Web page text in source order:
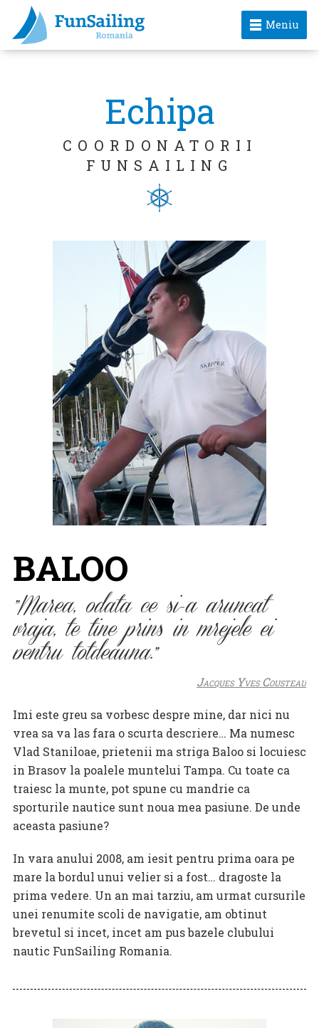
Meniu
Echipa
COORDONATORII
FUNSAILING
BALOO
Marea, odata ce si-a aruncat
vraja, te tine prins in mrejele ei
pentru totdeauna.
Jacques Yves Cousteau
Imi este greu sa vorbesc despre mine, dar nici nu
vrea sa va las fara o scurta descriere… Ma numesc
Vlad Staniloae, prietenii ma striga Baloo si locuiesc
in Brasov la poalele muntelui Tampa. Cu toate ca
traiesc la munte, pot spune cu mandrie ca
sporturile nautice sunt noua mea pasiune. De unde
aceasta pasiune?
In vara anului 2008, am iesit pentru prima oara pe
mare la bordul unui velier si a fost… dragoste la
prima vedere. Un an mai tarziu, am urmat cursurile
unei renumite scoli de navigatie, am obtinut
brevetul si incet, incet am pus bazele clubului
nautic FunSailing Romania.